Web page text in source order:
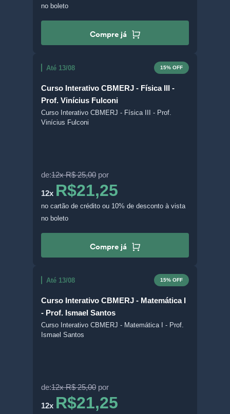
no boleto
Compre já
Até 13/08 15% OFF
Curso Interativo CBMERJ - Física III -
Prof. Vinícius Fulconi
Curso Interativo CBMERJ - Física III - Prof.
Vinícius Fulconi
de:12x R$ 25,00 por
12x R$21,25
no cartão de crédito ou 10% de desconto à vista
no boleto
Compre já
Até 13/08 15% OFF
Curso Interativo CBMERJ - Matemática I
- Prof. Ismael Santos
Curso Interativo CBMERJ - Matemática I - Prof.
Ismael Santos
de:12x R$ 25,00 por
12x R$21,25